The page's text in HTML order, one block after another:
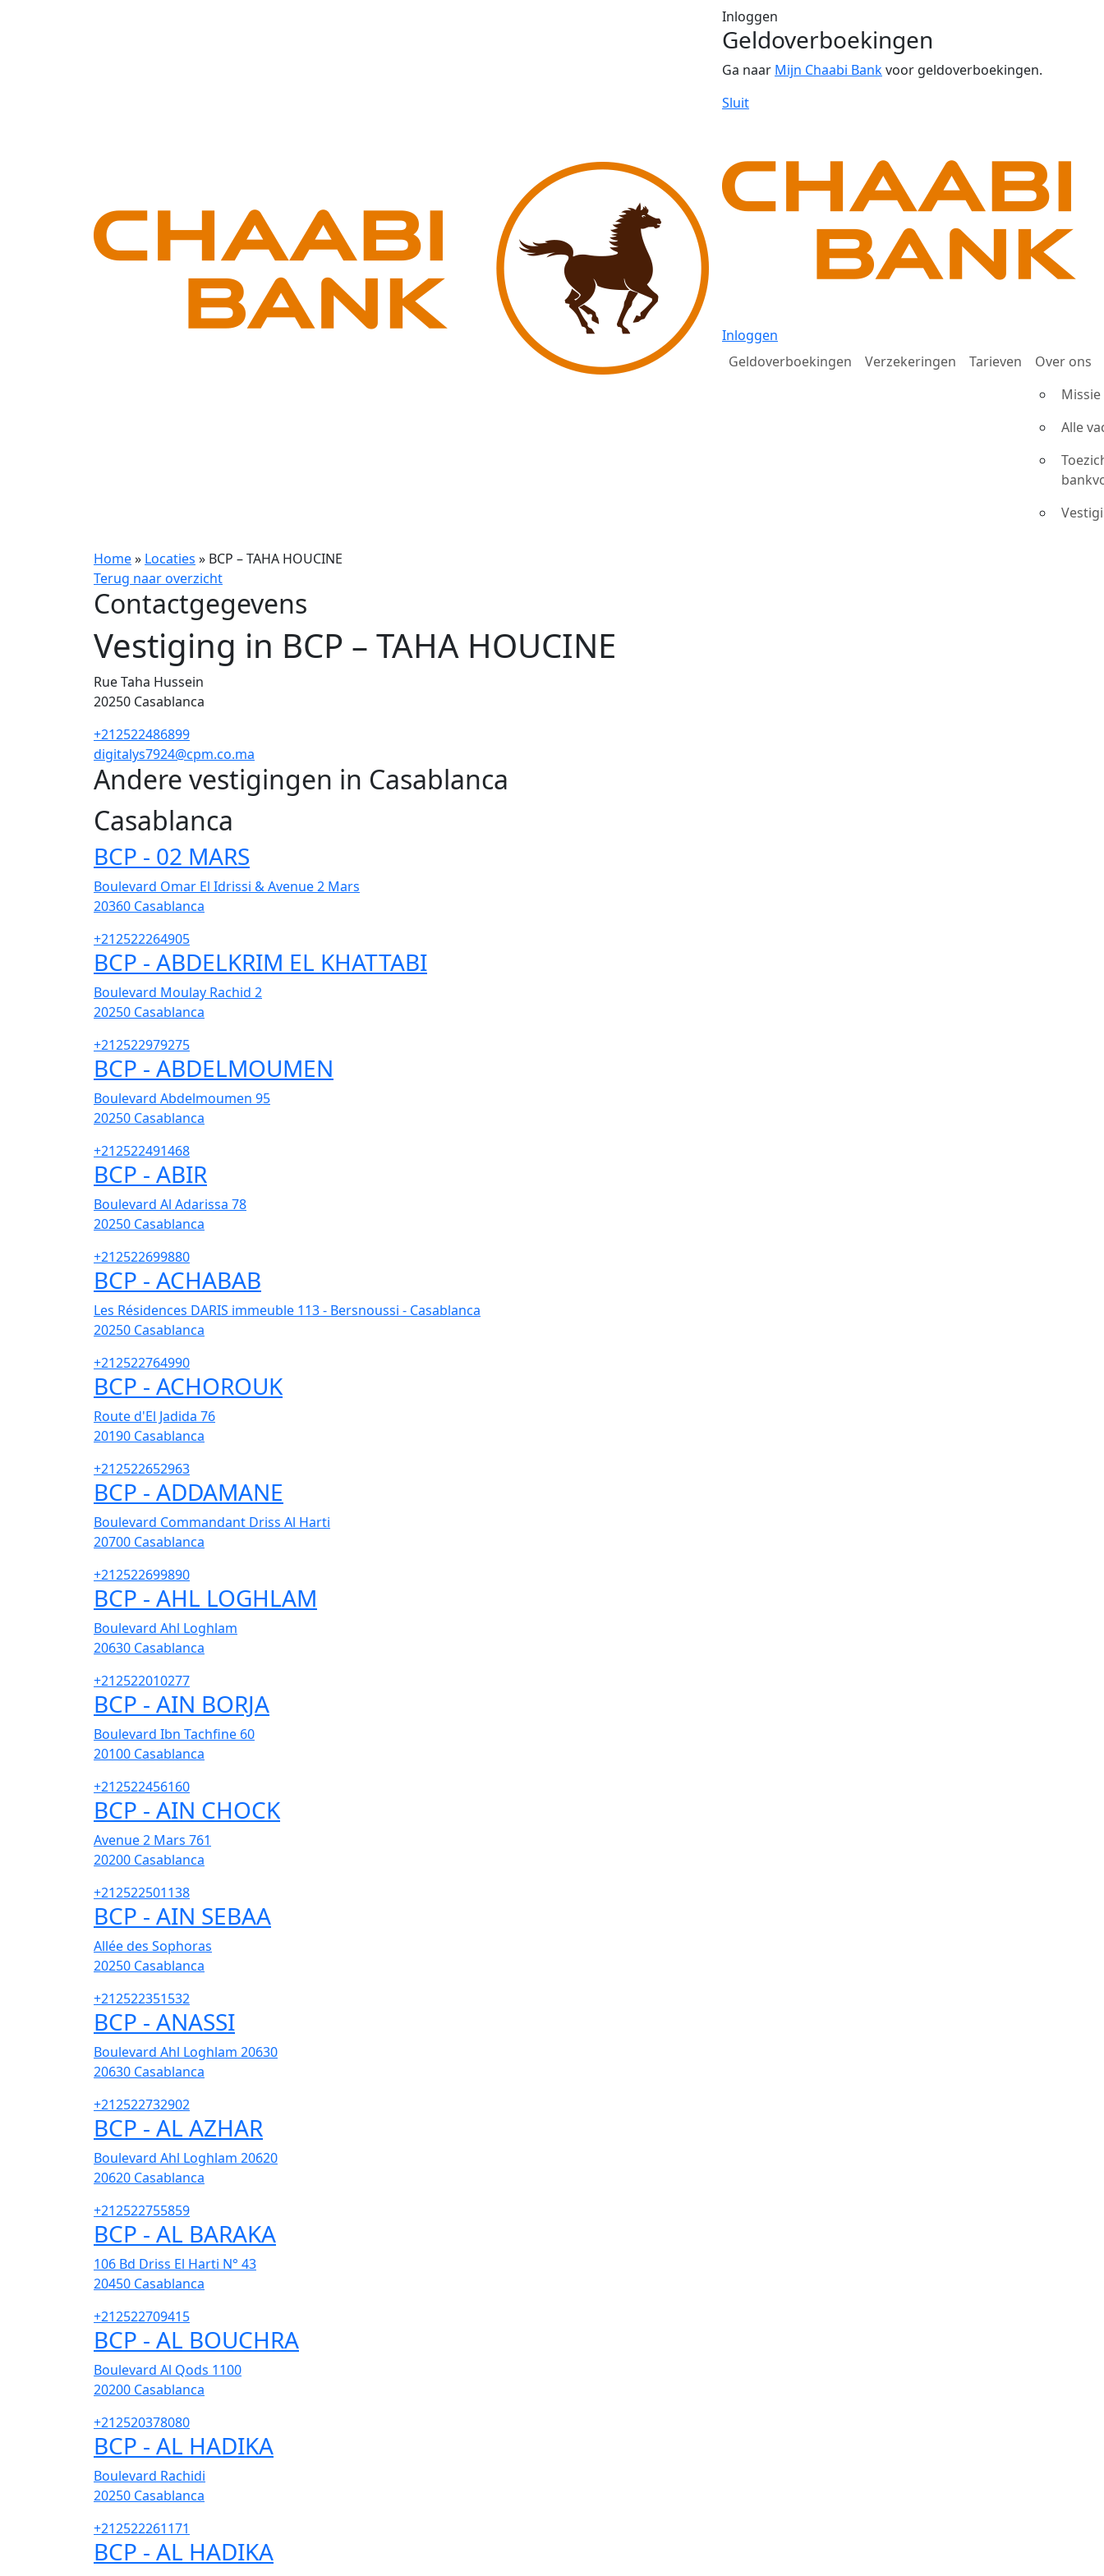
Inloggen
Geldoverboekingen
Ga naar Mijn Chaabi Bankvoor geldoverboekingen.
Sluit
Inloggen
Geldoverboekingen
Verzekeringen Tarieven
Over ons
Alle
Home» Locaties » BCP – TAHA HOUCINE
Terug naar overzicht
Contactgegevens
Vestiging in BCP – TAHA HOUCINE
Rue Taha Hussein
20250 Casablanca
+212522486899
digitalys7924@cpm.co.ma
Andere vestigingen in Casablanca
Casablanca
BCP - 02 MARS
Boulevard Omar El Idrissi & Avenue 2 Mars
20360 Casablanca
+212522264905
BCP - ABDELKRIM EL KHATTABI
Boulevard Moulay Rachid 2
20250 Casablanca
+212522979275
BCP - ABDELMOUMEN
Boulevard Abdelmoumen 95
20250 Casablanca
+212522491468
BCP - ABIR
Boulevard Al Adarissa 78
20250 Casablanca
+212522699880
BCP - ACHABAB
Les Résidences DARIS immeuble 113 - Bersnoussi - Casablanca
20250 Casablanca
+212522764990
BCP - ACHOROUK
Route d'El Jadida 76
20190 Casablanca
+212522652963
BCP - ADDAMANE
Boulevard Commandant Driss Al Harti
20700 Casablanca
+212522699890
BCP - AHL LOGHLAM
Boulevard Ahl Loghlam
20630 Casablanca
+212522010277
BCP - AIN BORJA
Boulevard Ibn Tachfine 60
20100 Casablanca
+212522456160
BCP - AIN CHOCK
Avenue 2 Mars 761
20200 Casablanca
+212522501138
BCP - AIN SEBAA
Allée des Sophoras
20250 Casablanca
+212522351532
BCP - ANASSI
Boulevard Ahl Loghlam 20630
20630 Casablanca
+212522732902
BCP - AL AZHAR
Boulevard Ahl Loghlam 20620
20620 Casablanca
+212522755859
BCP - AL BARAKA
106 Bd Driss El Harti N° 43
20450 Casablanca
+212522709415
BCP - AL BOUCHRA
Boulevard Al Qods 1100
20200 Casablanca
+212520378080
BCP - AL HADIKA
Boulevard Rachidi
20250 Casablanca
+212522261171
BCP - AL HADIKA